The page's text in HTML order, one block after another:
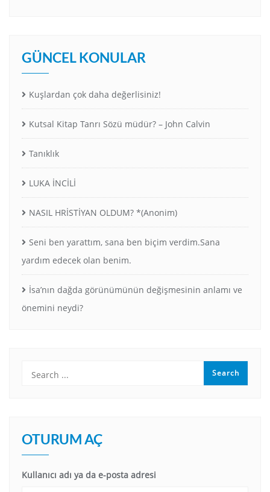
GÜNCEL KONULAR
Kuşlardan çok daha değerlisiniz!
Kutsal Kitap Tanrı Sözü müdür? – John Calvin
Tanıklık
LUKA İNCİLİ
NASIL HRİSTİYAN OLDUM? *(Anonim)
Seni ben yarattım, sana ben biçim verdim.Sana
yardım edecek olan benim.
İsa’nın dağda görünümünün değişmesinin anlamı ve
önemini neydi?
OTURUM AÇ
Kullanıcı adı ya da e-posta adresi